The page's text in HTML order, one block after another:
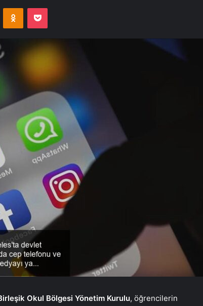
Odnoklassniki
Pocket
Okul Bölgesi Yönetim Kurulu, öğrencilerin